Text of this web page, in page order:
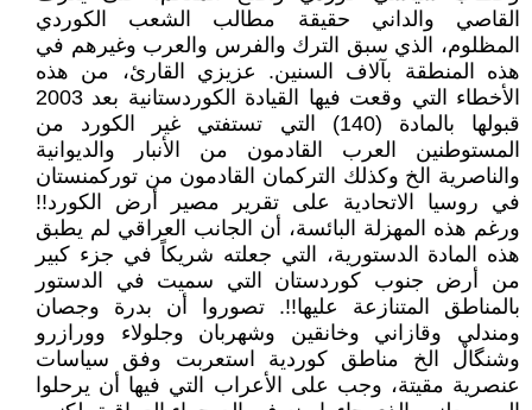
القاصي والداني حقيقة مطالب الشعب الكوردي
المظلوم، الذي سبق الترك والفرس والعرب وغيرهم في
هذه المنطقة بآلاف السنين. عزيزي القارئ، من هذه
الأخطاء التي وقعت فيها القيادة الكوردستانية بعد 2003
قبولها بالمادة (140) التي تستفتي غير الكورد من
المستوطنين العرب القادمون من الأنبار والديوانية
والناصرية الخ وكذلك التركمان القادمون من توركمنستان
في روسيا الاتحادية على تقرير مصير أرض الكورد!!
ورغم هذه المهزلة البائسة، أن الجانب العراقي لم يطبق
هذه المادة الدستورية، التي جعلته شريكاً في جزء كبير
من أرض جنوب كوردستان التي سميت في الدستور
بالمناطق المتنازعة عليها!!. تصوروا أن بدرة وجصان
ومندلي وقازاني وخانقين وشهربان وجلولاء وورازرو
وشنگاڵ الخ مناطق كوردية استعربت وفق سياسات
عنصرية مقيتة، وجب على الأعراب التي فيها أن يرحلوا